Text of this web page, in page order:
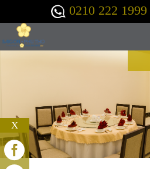
Nhảy đến nội dung0210 222 1999
X